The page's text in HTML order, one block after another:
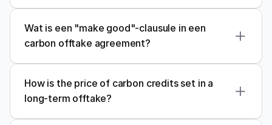
Wat is een "make good"-clausule in een
carbon offtake agreement?
How is the price of carbon credits set in a
long-term offtake?